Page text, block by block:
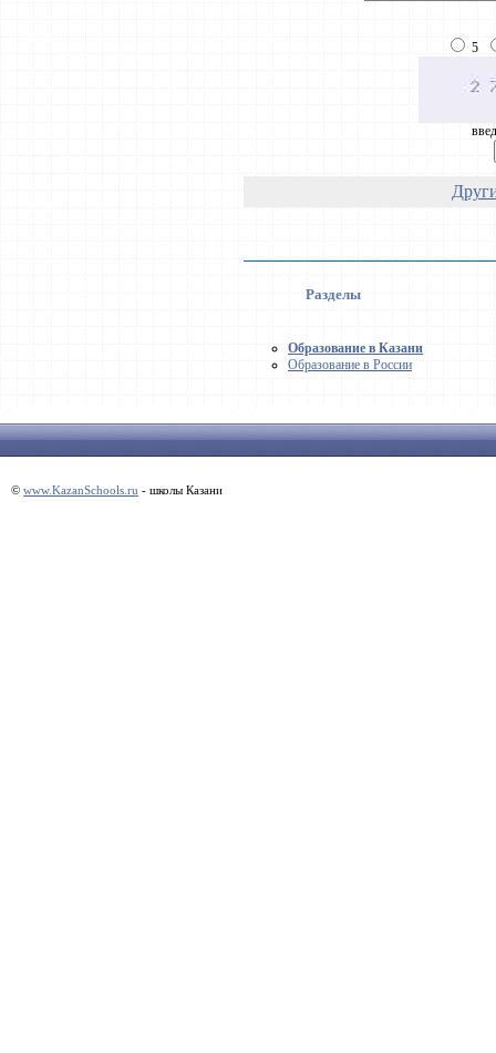
5
Разделы
Образование в Казани
Образование в России
© www.KazanSchools.ru - школы Казани